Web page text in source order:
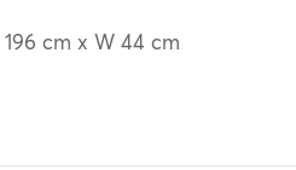
196 cm x W 44 cm